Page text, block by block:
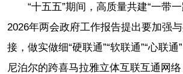
“十五五”期间，高质量共建“一带一
2026年两会政府工作报告提出要加强
接，做实做细“硬联通”“软联通”“心联
尼泊尔的跨喜马拉雅立体互联互通网